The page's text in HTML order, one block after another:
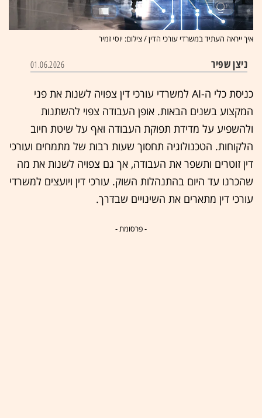
איך ייראה העתיד במשרדי עורכי הדין / צילום: יוסי זמיר
ניצן שפיר 01.06.2026
כניסת כלי ה-AI למשרדי עורכי דין צפויה לשנות את פני
המקצוע בשנים הבאות. אופן העבודה צפוי להשתנות
ולהשפיע על מדידת תפוקת העבודה ואף על שיטת חיוב
הלקוחות. הטכנולוגיה תחסוך שעות רבות של מתמחים ועורכי
דין זוטרים ותשפר את העבודה, אך גם צפויה לשנות את מה
שהכרנו עד היום בהתנהלות השוק. עורכי דין ויועצים למשרדי
עורכי דין מתארים את השינויים שבדרך.
- פרסומת -